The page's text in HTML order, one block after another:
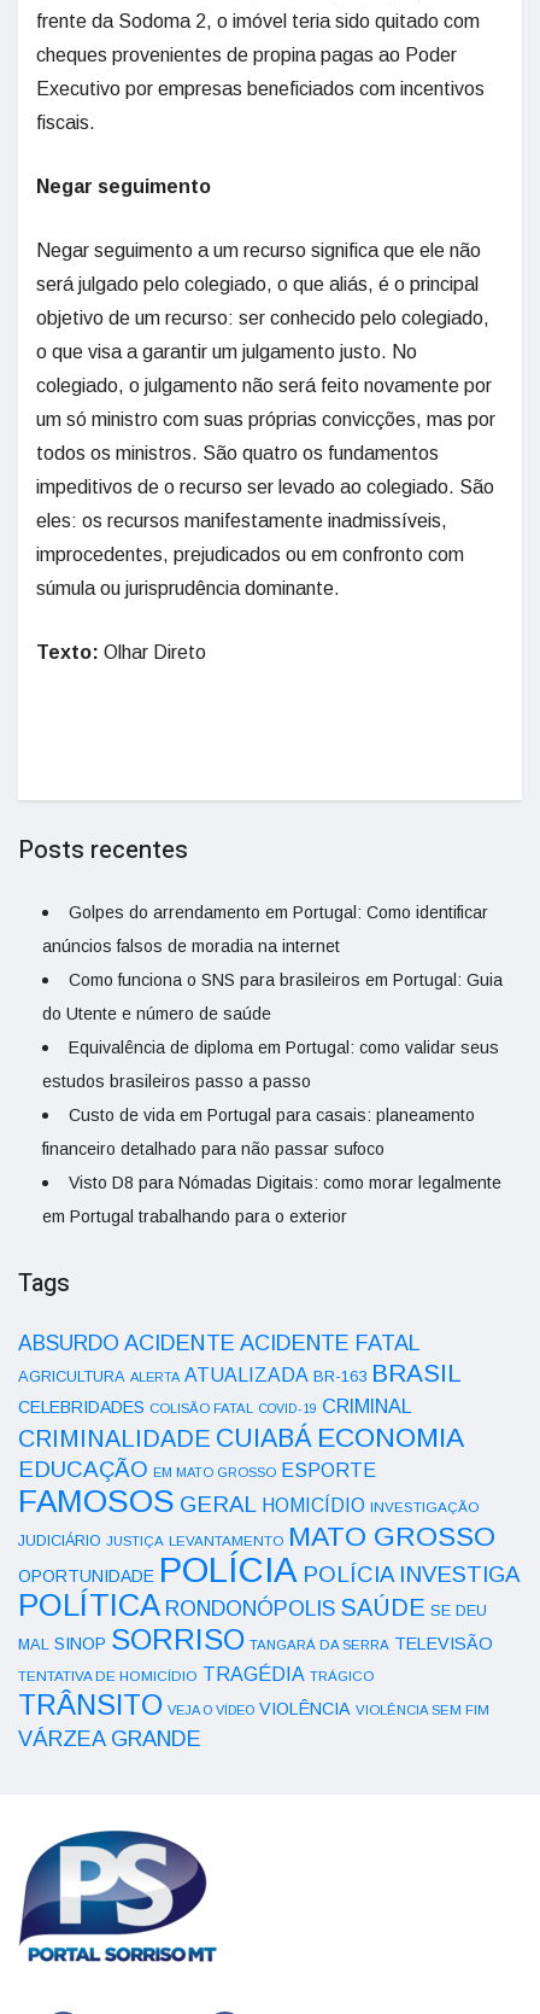
frente da Sodoma 2, o imóvel teria sido quitado com
cheques provenientes de propina pagas ao Poder
Executivo por empresas beneficiados com incentivos
fiscais.
Negar seguimento
Negar seguimento a um recurso significa que ele não
será julgado pelo colegiado, o que aliás, é o principal
objetivo de um recurso: ser conhecido pelo colegiado,
o que visa a garantir um julgamento justo. No
colegiado, o julgamento não será feito novamente por
um só ministro com suas próprias convicções, mas por
todos os ministros. São quatro os fundamentos
impeditivos de o recurso ser levado ao colegiado. São
eles: os recursos manifestamente inadmissíveis,
improcedentes, prejudicados ou em confronto com
súmula ou jurisprudência dominante.
Texto: Olhar Direto
Posts recentes
Golpes do arrendamento em Portugal: Como identificar
anúncios falsos de moradia na internet
Como funciona o SNS para brasileiros em Portugal: Guia
do Utente e número de saúde
Equivalência de diploma em Portugal: como validar seus
estudos brasileiros passo a passo
Custo de vida em Portugal para casais: planeamento
financeiro detalhado para não passar sufoco
Visto D8 para Nómadas Digitais: como morar legalmente
em Portugal trabalhando para o exterior
Tags
ABSURDO ACIDENTE ACIDENTE FATAL
AGRICULTURA ALERTA ATUALIZADA BR-163 BRASIL
CELEBRIDADES COLISÃO FATAL COVID-19 CRIMINAL
CRIMINALIDADE CUIABÁ ECONOMIA
EDUCAÇÃO EM MATO GROSSO ESPORTE
FAMOSOS GERAL HOMICÍDIO INVESTIGAÇÃO
JUDICIÁRIO JUSTIÇA LEVANTAMENTO MATO GROSSO
OPORTUNIDADE POLÍCIA POLÍCIA INVESTIGA
POLÍTICA RONDONÓPOLIS SAÚDE SE DEU
MAL SINOP SORRISO TANGARÁ DA SERRA TELEVISÃO
TENTATIVA DE HOMICÍDIO TRAGÉDIA TRÁGICO
TRÂNSITO VEJA O VÍDEO VIOLÊNCIA VIOLÊNCIA SEM FIM
VÁRZEA GRANDE